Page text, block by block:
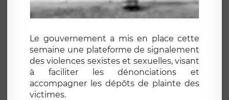
Le gouvernement a mis en place cette
semaine une plateforme de signalement
des violences sexistes et sexuelles, visant
à faciliter les dénonciations et
accompagner les dépôts de plainte des
victimes.